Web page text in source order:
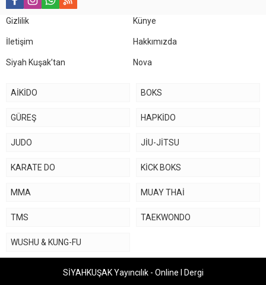
Gizlilik Künye
İletişim Hakkımızda
Siyah Kuşak’tan Nova
AİKİDO BOKS
GÜREŞ HAPKİDO
JUDO JİU-JİTSU
KARATE DO KİCK BOKS
MMA MUAY THAİ
TMS TAEKWONDO
WUSHU & KUNG-FU
SİYAHKUŞAK Yayıncılık - Online I Dergi